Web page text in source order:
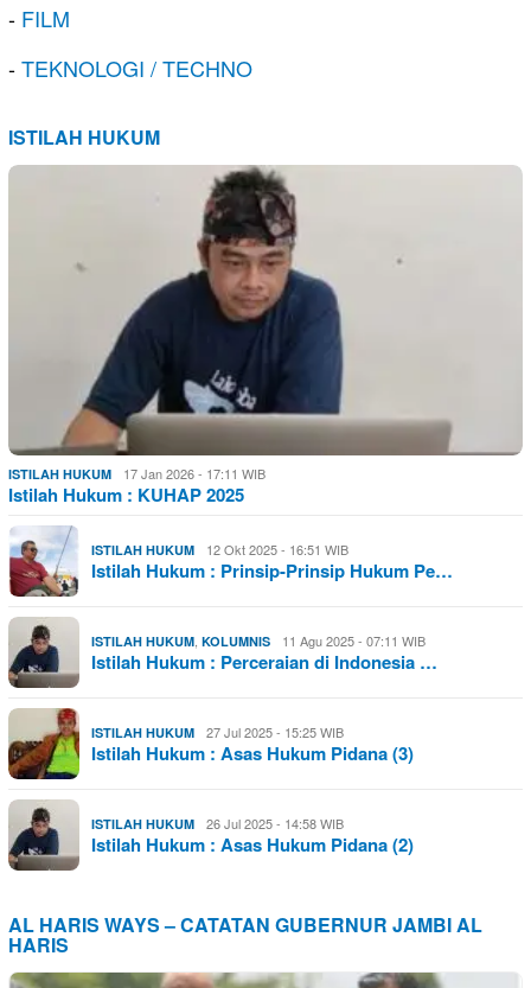
- FILM
-TEKNOLOGI / TECHNO
ISTILAH HUKUM
ISTILAH HUKUM 17 Jan 2026 - 17:11 WIB
Istilah Hukum : KUHAP 2025
ISTILAH HUKUM 12 Okt 2025 - 16:51 WIB
Istilah Hukum : Prinsip-Prinsip Hukum Pe…
ISTILAH HUKUM, KOLUMNIS 11 Agu 2025 - 07:11 WIB
Istilah Hukum : Perceraian di Indonesia …
ISTILAH HUKUM 27 Jul 2025 - 15:25 WIB
Istilah Hukum : Asas Hukum Pidana (3)
ISTILAH HUKUM 26 Jul 2025 - 14:58 WIB
Istilah Hukum : Asas Hukum Pidana (2)
AL HARIS WAYS – CATATAN GUBERNUR JAMBI AL
HARIS